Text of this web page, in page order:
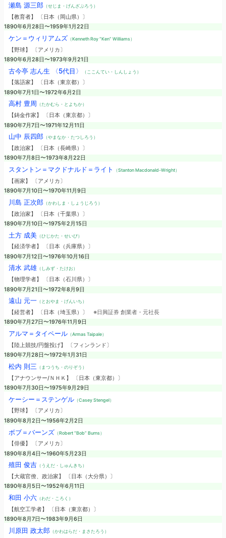
瀬島 源三郎（せじま・げんざぶろう）
【教育者】 〔日本（岡山県）〕
1890年6月28日〜1959年1月22日
ケン＝ウィリアムズ （Kenneth Roy “Ken” Williams）
【野球】 〔アメリカ〕
1890年6月28日〜1973年9月21日
古今亭 志ん生 〈5代目〉 （ここんてい・しんしょう）
【落語家】 〔日本（東京都）〕
1890年7月1日〜1972年6月2日
高村 豊周 （たかむら・とよちか）
【鋳金作家】 〔日本（東京都）〕
1890年7月7日〜1971年12月11日
山中 辰四郎（やまなか・たつしろう）
【政治家】 〔日本（長崎県）〕
1890年7月8日〜1973年8月22日
スタントン＝マクドナルド＝ライト （Stanton Macdonald-Wright）
【画家】 〔アメリカ〕
1890年7月10日〜1970年11月9日
川島 正次郎（かわしま・しょうじろう）
【政治家】 〔日本（千葉県）〕
1890年7月10日〜1975年2月15日
土方 成美（ひじかた・せいび）
【経済学者】 〔日本（兵庫県）〕
1890年7月12日〜1976年10月16日
清水 武雄（しみず・たけお）
【物理学者】 〔日本（石川県）〕
1890年7月21日〜1972年8月9日
遠山 元一（とおやま・げんいち）
【経営者】 〔日本（埼玉県）〕 ※日興証券 創業者・元社長
1890年7月27日〜1976年11月9日
アルマ＝タイペール（Armas Taipale）
【陸上競技/円盤投げ】 〔フィンランド〕
1890年7月28日〜1972年1月31日
松内 則三 （まつうち・のりぞう）
【アナウンサー/ＮＨＫ】 〔日本（東京都）〕
1890年7月30日〜1975年9月29日
ケーシー＝ステンゲル（Casey Stengel）
【野球】 〔アメリカ〕
1890年8月2日〜1956年2月2日
ボブ＝バーンズ （Robert “Bob” Burns）
【俳優】 〔アメリカ〕
1890年8月4日〜1960年5月23日
殖田 俊吉（うえだ・しゅんきち）
【大蔵官僚、政治家】 〔日本（大分県）〕
1890年8月5日〜1952年6月11日
和田 小六（わだ・ころく）
【航空工学者】 〔日本（東京都）〕
1890年8月7日〜1983年9月6日
川原田 政太郎（かわはらだ・まさたろう）